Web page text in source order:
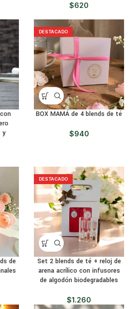
$620
y
DESTACADO
BOX MAMÁ de 4 blends de té
$940
de
DESTACADO
Set 2 blends de té + reloj de
arena acrílico con infusores
de algodón biodegradables
$1.260